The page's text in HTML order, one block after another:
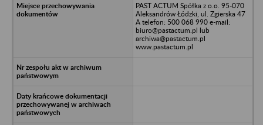
PAST ACTUM Spółka z o.o. 95-070
Aleksandrów Łódzki, ul. Zgierska 47
A telefon: 500 068 990 e-mail:
biuro@pastactum.pl lub
archiwa@pastactum.pl
www.pastactum.pl